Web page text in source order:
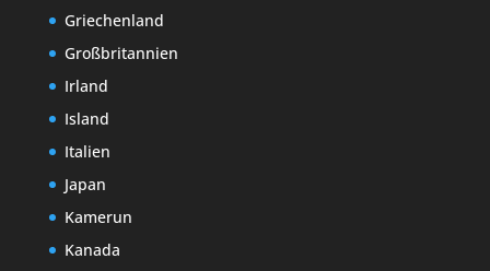
Griechenland
Großbritannien
Irland
Island
Italien
Japan
Kamerun
Kanada